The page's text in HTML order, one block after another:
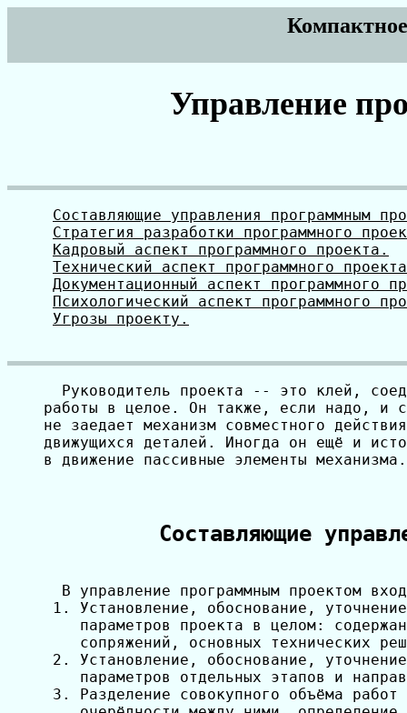
Управление
Составляющие управления программным
Стратегия разработки программного
Кадровый аспект программного проекта.
Технический аспект программного
Документационный аспект программного
Психологический аспект программного
Угрозы проекту.
Руководитель проекта -- это клей,
работы в целое. Он также, если надо, и
не заедает механизм совместного
движущихся деталей. Иногда он ещё и
в движение пассивные элементы механизма.
Составляющие
В управление программным проектом
1. Установление, обоснование,
параметров проекта в целом:
сопряжений, основных технических
2. Установление, обоснование,
параметров отдельных этапов и
3. Разделение совокупного объёма